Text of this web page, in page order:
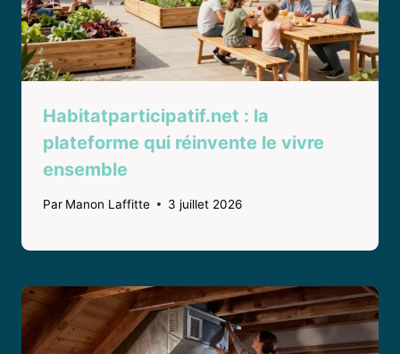
Habitatparticipatif.net : la
plateforme qui réinvente le vivre
ensemble
Par Manon Laffitte 3 juillet 2026